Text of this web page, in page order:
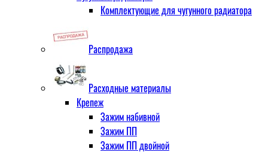
Комплектующие для чугунного радиатора
Распродажа
Расходные материалы
Крепеж
Зажим набивной
Зажим ПП
Зажим ПП двойной